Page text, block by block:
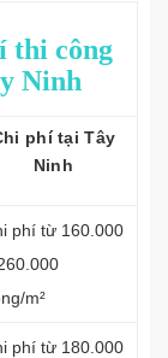
thi công
Ninh
phí tại Tây
Ninh
phí từ 160.000
m²
phí từ 180.000